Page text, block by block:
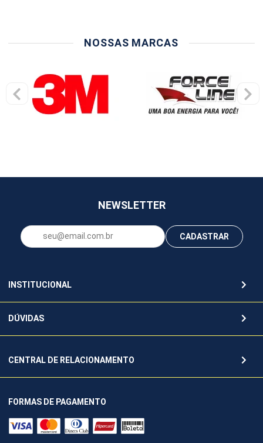
NOSSAS MARCAS
NEWSLETTER
CADASTRAR
INSTITUCIONAL
DÚVIDAS
CENTRAL DE RELACIONAMENTO
FORMAS DE PAGAMENTO